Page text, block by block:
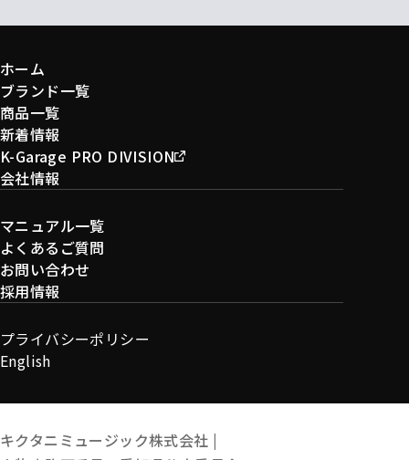
ホーム
ブランド一覧
商品一覧
新着情報
K-Garage PRO DIVISION
会社情報
マニュアル一覧
よくあるご質問
お問い合わせ
採用情報
プライバシーポリシー
English
キクタニミュージック株式会社 |